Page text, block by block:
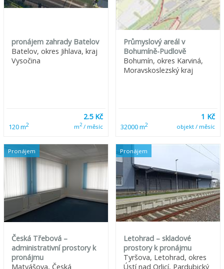
pronájem zahrady Batelov
Batelov, okres Jihlava, kraj
Vysočina
120 m2
2.5 Kč
m2/ měsíc
Průmyslový areál v
Bohumíně-Pudlově
Bohumín, okres Karviná,
Moravskoslezský kraj
32000 m2
1 Kč
objekt / měsíc
Pronájem
Česká Třebová –
administrativní prostory k
pronájmu
Matyášova, Česká
Pronájem
Letohrad – skladové
prostory k pronájmu
Tyršova, Letohrad, okres
Ústí nad Orlicí, Pardubický